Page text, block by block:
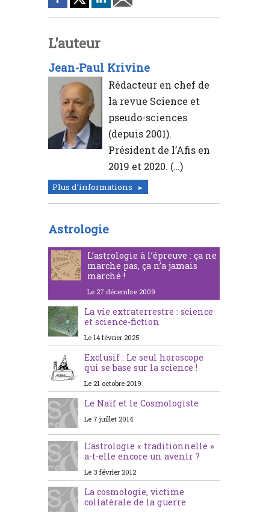
L'auteur
Jean-Paul Krivine
Rédacteur en chef de
la revue Science et
pseudo-sciences
(depuis 2001).
Président de l’Afis en
2019 et 2020. (…)
Plus d'informations
Astrologie
L’astrologie à l’épreuve : ça ne
marche pas, ça n’a jamais
marché !
Le 27 décembre 2009
La vie extraterrestre : science
et science-fiction
Le 14 février 2025
Exclusif : Le seul horoscope
qui se base sur la science !
Le 21 octobre 2019
Le Naïf et le Cosmologiste
Le 7 juillet 2014
L’astrologie « traditionnelle »
a-t-elle encore un avenir ?
Le 3 février 2012
La cosmologie, victime
collatérale de la guerre